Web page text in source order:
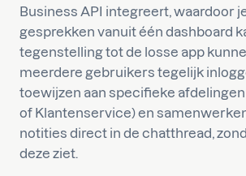
Business API integreert, waardoor
gesprekken vanuit één dashboard
tegenstelling tot de losse app
meerdere gebruikers tegelijk
toewijzen aan specifieke
of Klantenservice) en
notities direct in de chatthread,
deze ziet.